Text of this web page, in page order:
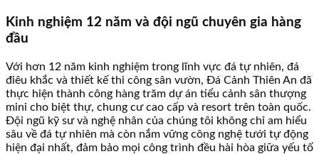
Kinh nghiệm 12 năm và đội ngũ chuyên gia hàng
đầu
Với hơn 12 năm kinh nghiệm trong lĩnh vực đá tự nhiên, đá
điêu khắc và thiết kế thi công sân vườn, Đá Cảnh Thiên An đã
thực hiện thành công hàng trăm dự án tiểu cảnh sân thượng
mini cho biệt thự, chung cư cao cấp và resort trên toàn quốc.
Đội ngũ kỹ sư và nghệ nhân của chúng tôi không chỉ am hiểu
sâu về đá tự nhiên mà còn nắm vững công nghệ tưới tự động
hiện đại nhất, đảm bảo mọi công trình đều hài hòa giữa yếu tố